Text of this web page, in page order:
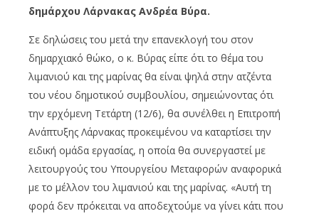
δημάρχου Λάρνακας Ανδρέα Βύρα.
Σε δηλώσεις του μετά την επανεκλογή του στον
δημαρχιακό θώκο, ο κ. Βύρας είπε ότι το θέμα του
λιμανιού και της μαρίνας θα είναι ψηλά στην ατζέντα
του νέου δημοτικού συμβουλίου, σημειώνοντας ότι
την ερχόμενη Τετάρτη (12/6), θα συνέλθει η Επιτροπή
Ανάπτυξης Λάρνακας προκειμένου να καταρτίσει την
ειδική ομάδα εργασίας, η οποία θα συνεργαστεί με
λειτουργούς του Υπουργείου Μεταφορών αναφορικά
με το μέλλον του λιμανιού και της μαρίνας. «Αυτή τη
φορά δεν πρόκειται να αποδεχτούμε να γίνει κάτι που